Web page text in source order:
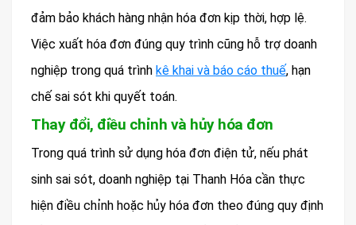
đảm bảo khách hàng nhận hóa đơn kịp thời, hợp lệ.
Việc xuất hóa đơn đúng quy trình cũng hỗ trợ doanh
nghiệp trong quá trình kê khai và báo cáo thuế, hạn
chế sai sót khi quyết toán.
Thay đổi, điều chỉnh và hủy hóa đơn
Trong quá trình sử dụng hóa đơn điện tử, nếu phát
sinh sai sót, doanh nghiệp tại Thanh Hóa cần thực
hiện điều chỉnh hoặc hủy hóa đơn theo đúng quy định